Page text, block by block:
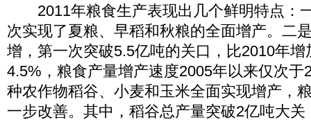
2011年粮食生产表现出几个鲜明特点：
次实现了夏粮、早稻和秋粮的全面增产。二
增，第一次突破5.5亿吨的关口，比2010年
4.5%，粮食产量增产速度2005年以来仅次于
种农作物稻谷、小麦和玉米全面实现增产，
一步改善。其中，稻谷总产量突破2亿吨大